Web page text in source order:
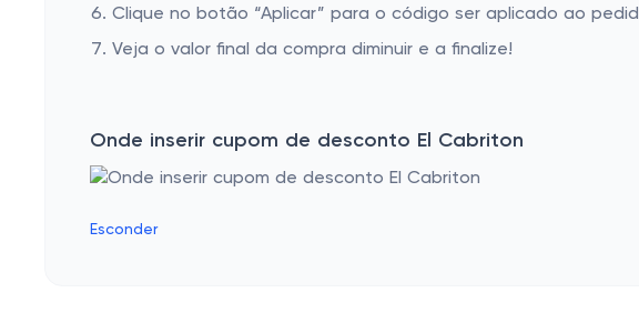
Clique no botão “Aplicar” para o código ser aplicado ao
Veja o valor final da compra diminuir e a finalize!
Onde inserir cupom de desconto El Cabriton
Esconder